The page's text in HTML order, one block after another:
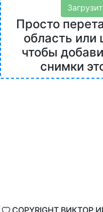
Просто
область или
чтобы
снимки
COPYRIGHT ВИКТОР